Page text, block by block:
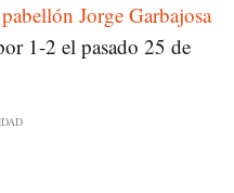
Jorge Garbajosa
1-2 el pasado 25 de